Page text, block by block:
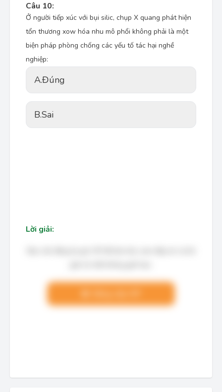
Câu 10:
Ở người tiếp xúc với bụi silic, chụp X quang phát hiện
tổn thương xow hóa nhu mô phổi không phải là một
biện pháp phòng chống các yếu tố tác hại nghề
nghiệp:
A.Đúng
B.Sai
Lời giải: